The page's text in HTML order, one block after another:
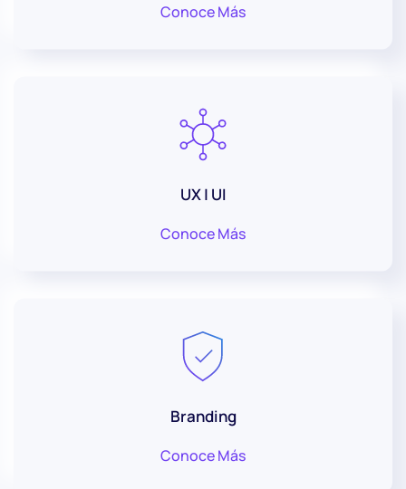
Conoce Más
UX | UI
Conoce Más
Branding
Conoce Más